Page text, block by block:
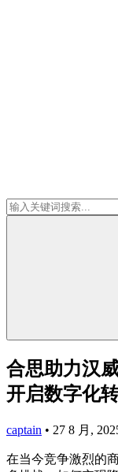
合思助力汉
开启数字化
captain • 27 8 月,
在当今竞争激烈的